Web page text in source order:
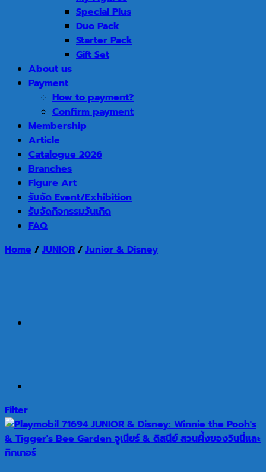
Special Plus
Duo Pack
Starter Pack
Gift Set
About us
Payment
How to payment?
Confirm payment
Membership
Article
Catalogue 2026
Branches
Figure Art
รับจัด Event/Exhibition
รับจัดกิจกรรมวันเกิด
FAQ
Home / JUNIOR / Junior & Disney
Filter